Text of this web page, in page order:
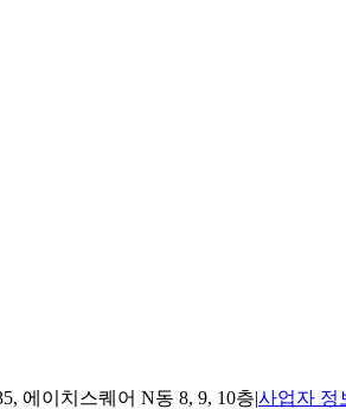
에이치스퀘어 N동 8, 9, 10층|사업자 정